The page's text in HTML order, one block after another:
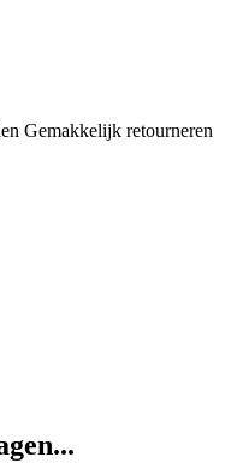
Gemakkelijk retourneren